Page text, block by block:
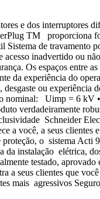
e dos interruptores
TM proporciona
Sistema de travamento
inadvertido ou
Os espaços entre
da experiência do
ou experiência
nominal: Uimp = 6
verdadeiramente
Schneider
a você, a seus clientes
o sistema Acti
da instalação elétrica,
testado,
a seus clientes que
mais agressivos